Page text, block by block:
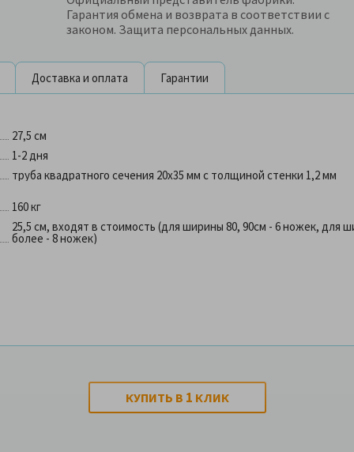
Гарантия обмена и возврата в соответствии с
законом. Защита персональных данных.
Доставка и оплата Гарантии
27,5 см
1-2 дня
труба квадратного сечения 20х35 мм с толщиной стенки 1,2 мм
160 кг
25,5 см, входят в стоимость (для ширины 80, 90см - 6 ножек, для
более - 8 ножек)
КУПИТЬ В 1 КЛИК